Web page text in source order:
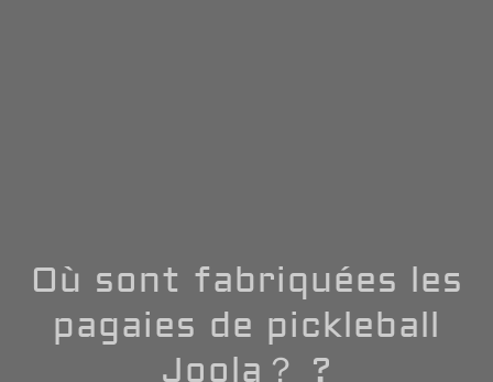
Où sont fabriquées les
pagaies de pickleball
Joola？ ?